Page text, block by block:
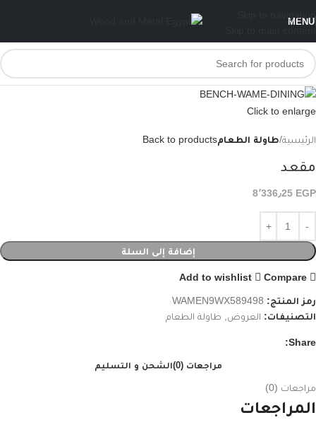
Skip to navigation
MENU
Click to enlarge
الرئيسية طاولة الطعامBack to products
مقعد
8٬336٫25 EGP
إضافة إلى السلة
Compare
Add to wishlist
رمز المنتج: WAMEN9WX589498
التصنيفات: العروض, طاولة الطعام
Share:
مراجعات (0) الشحن و التسليم
مراجعات (0)
المراجعات